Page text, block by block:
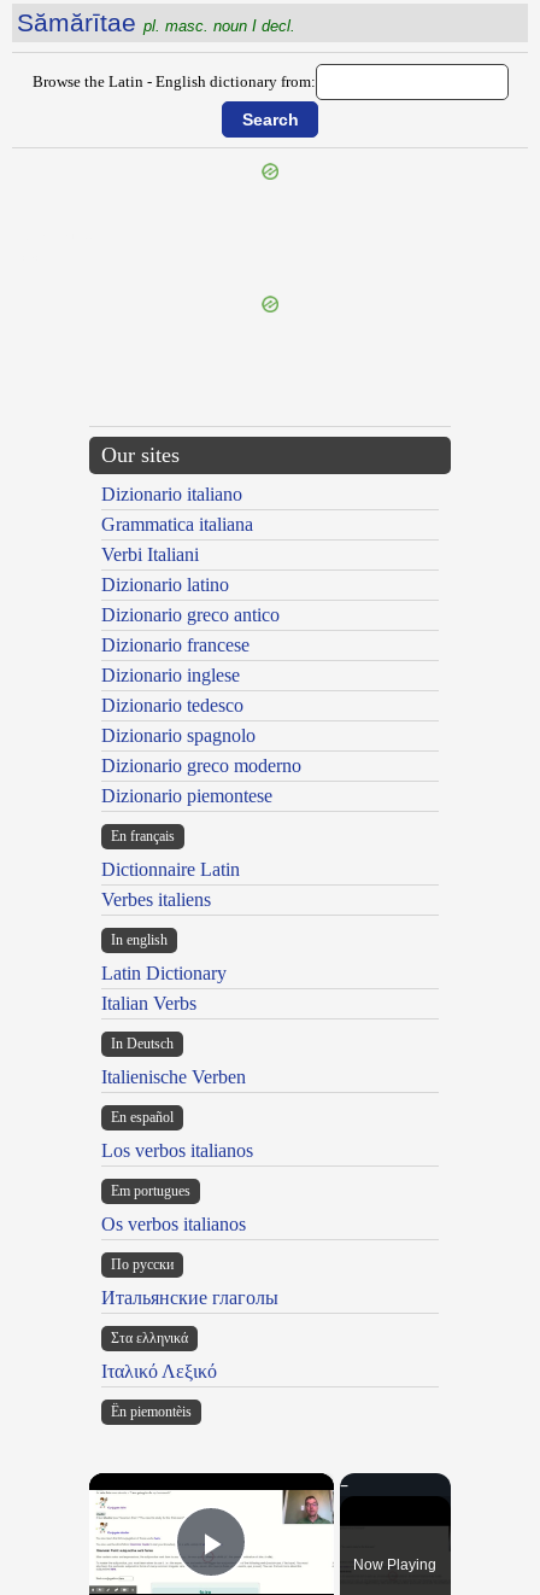
Sămărītae pl. masc. noun I decl.
Browse the Latin - English dictionary from:
Our sites
Dizionario italiano
Grammatica italiana
Verbi Italiani
Dizionario latino
Dizionario greco antico
Dizionario francese
Dizionario inglese
Dizionario tedesco
Dizionario spagnolo
Dizionario greco moderno
Dizionario piemontese
En français
Dictionnaire Latin
Verbes italiens
In english
Latin Dictionary
Italian Verbs
In Deutsch
Italienische Verben
En español
Los verbos italianos
Em portugues
Os verbos italianos
По русски
Итальянские глаголы
Στα ελληνικά
Ιταλικό Λεξικό
Ën piemontèis
×
Play VideoNow Playing